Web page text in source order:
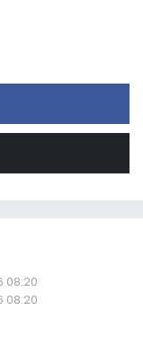
08:20
08:20